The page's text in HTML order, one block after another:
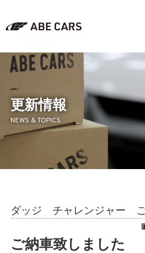
在庫検索
パーツ＆アクセサリー
アフターセールス
採用情報
更新情報
NEWS & TOPICS
ダッジ チャレンジャー
ご納車致しました